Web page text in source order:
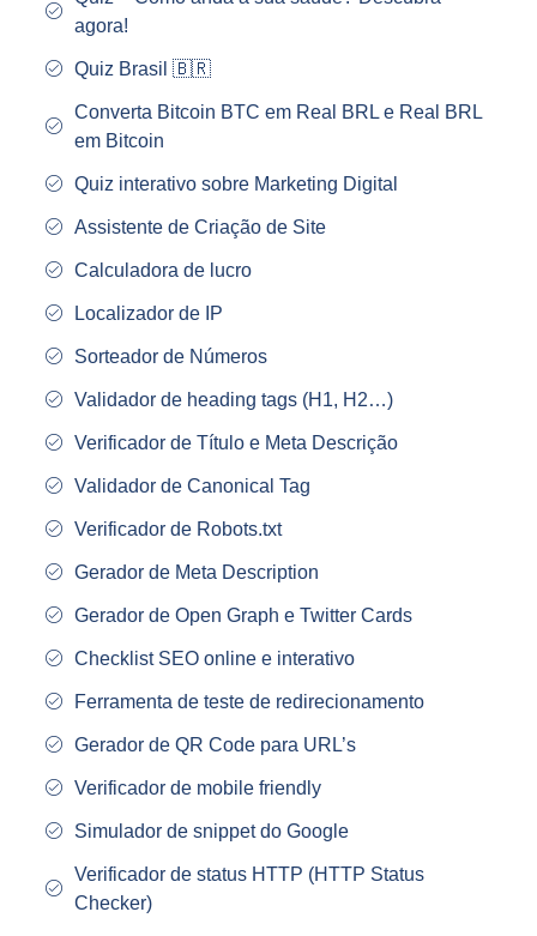
agora!
Quiz Brasil 🇧🇷
Converta Bitcoin BTC em Real BRL e Real BRL
em Bitcoin
Quiz interativo sobre Marketing Digital
Assistente de Criação de Site
Calculadora de lucro
Localizador de IP
Sorteador de Números
Validador de heading tags (H1, H2…)
Verificador de Título e Meta Descrição
Validador de Canonical Tag
Verificador de Robots.txt
Gerador de Meta Description
Gerador de Open Graph e Twitter Cards
Checklist SEO online e interativo
Ferramenta de teste de redirecionamento
Gerador de QR Code para URL’s
Verificador de mobile friendly
Simulador de snippet do Google
Verificador de status HTTP (HTTP Status
Checker)